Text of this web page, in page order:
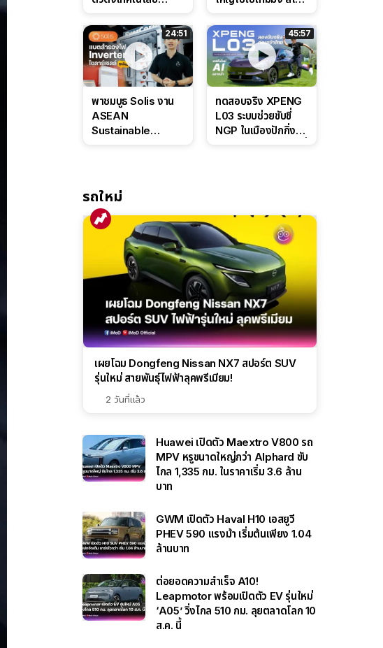
ล่างหนึบ ลุ้นราคา 7
แสนต้น
ดุดันสไตล์ครอบครัว
สายลุย
24:51
พาชมบูธ Solis งาน
ASEAN
Sustainable
IntelliHouse และ
EverCORE โซลูชัน
ESS ครบวงจร
45:57
ทดสอบจริง XPENG
L03 ระบบช่วยขับขี่
NGP ในเมืองปักกิ่ง
รถใหม่
เผยโฉม Dongfeng Nissan NX7 สปอร์ต SUV
รุ่นใหม่ สายพันธุ์ไฟฟ้าลุคพรีเมียม!
2 วันที่แล้ว
Huawei เปิดตัว Maextro V800 รถ
MPV หรูขนาดใหญ่กว่า Alphard ขับ
ไกล 1,335 กม. ในราคาเริ่ม 3.6 ล้าน
บาท
GWM เปิดตัว Haval H10 เอสยูวี
PHEV 590 แรงม้า เริ่มต้นเพียง 1.04
ล้านบาท
ต่อยอดความสำเร็จ A10!
Leapmotor พร้อมเปิดตัว EV รุ่นใหม่
‘A05’ วิ่งไกล 510 กม. ลุยตลาดโลก 10
ส.ค. นี้